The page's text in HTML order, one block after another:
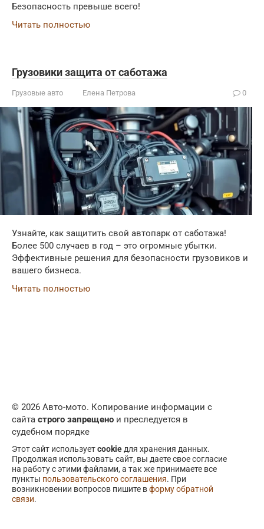
Безопасность превыше всего!
Читать полностью
Грузовики защита от саботажа
Грузовые авто Елена Петрова 0
Узнайте, как защитить свой автопарк от саботажа!
Более 500 случаев в год – это огромные убытки.
Эффективные решения для безопасности грузовиков и
вашего бизнеса.
Читать полностью
© 2026 Авто-мото. Копирование информации с
сайта строго запрещено и преследуется в
судебном порядке
Этот сайт используетcookieдля хранения данных.
Продолжая использовать сайт, вы даете свое согласие
на работу с этими файлами, а так же принимаете все
пункты пользовательского соглашения. При
возникновении вопросов пишите вформу обратной
связи.